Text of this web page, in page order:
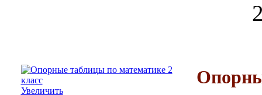
Увеличить